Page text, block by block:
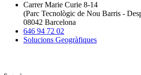
Carrer Marie Curie 8-14
(Parc Tecnològic de Nou Barris -
08042 Barcelona
646 94 72 02
Solucions Geogràfiques